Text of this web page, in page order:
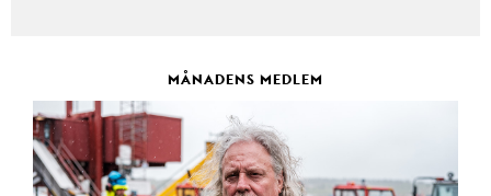
MÅNADENS MEDLEM